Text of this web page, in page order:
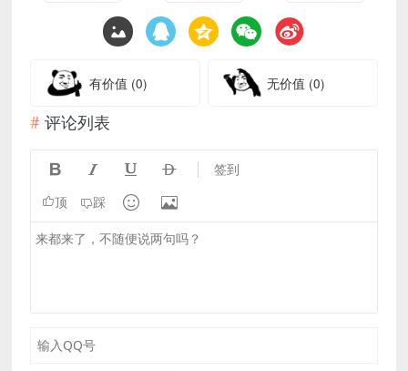
有价值 (0) 无价值 (0)
评论列表
    签到
顶 踩  